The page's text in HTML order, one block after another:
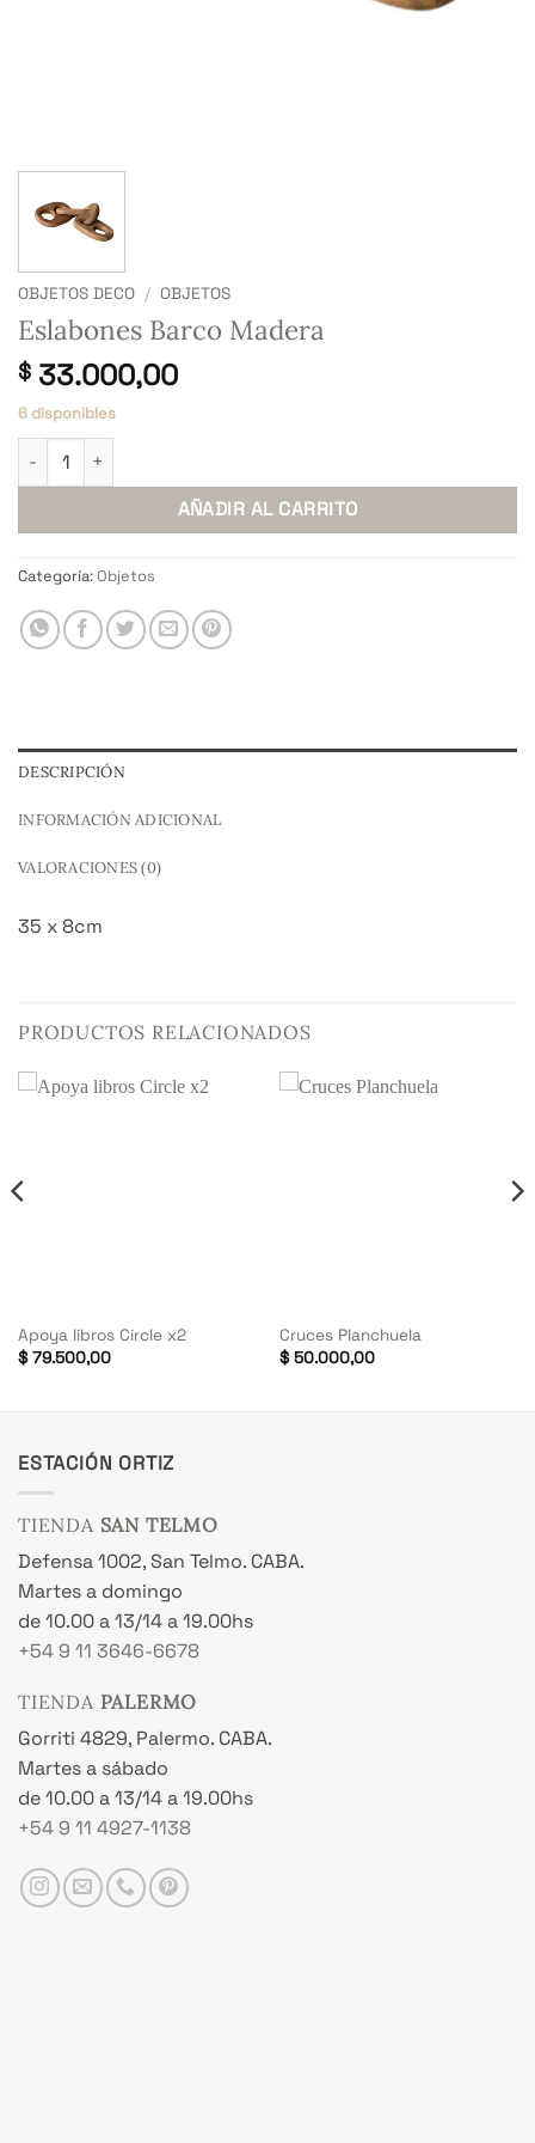
OBJETOS DECO / OBJETOS
Eslabones Barco Madera
$ 33.000,00
6 disponibles
Eslabones Barco Madera cantidad
AÑADIR AL CARRITO
Categoría:Objetos
DESCRIPCIÓN
INFORMACIÓN ADICIONAL
VALORACIONES (0)
35 x 8cm
PRODUCTOS RELACIONADOS
Apoya libros Circle x2
$79.500,00
Cruces Planchuela
$50.000,00
ESTACIÓN ORTIZ
TIENDA SAN TELMO
Defensa 1002, San Telmo. CABA.
Martes a domingo
de 10.00 a 13/14 a 19.00hs
+54 9 11 3646-6678
TIENDA PALERMO
Gorriti 4829, Palermo. CABA.
Martes a sábado
de 10.00 a 13/14 a 19.00hs
+54 9 11 4927-1138